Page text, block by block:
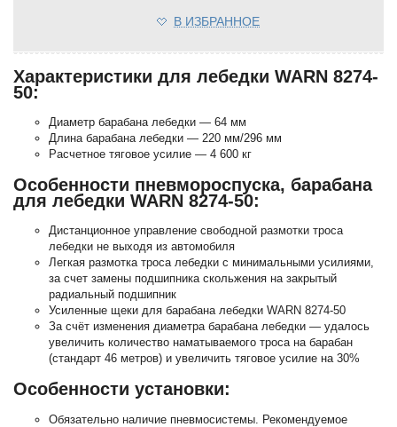
В ИЗБРАННОЕ
Характеристики для лебедки WARN 8274-
50:
Диаметр барабана лебедки — 64 мм
Длина барабана лебедки — 220 мм/296 мм
Расчетное тяговое усилие — 4 600 кг
Особенности пневмороспуска, барабана
для лебедки WARN 8274-50:
Дистанционное управление свободной размотки троса
лебедки не выходя из автомобиля
Легкая размотка троса лебедки с минимальными усилиями,
за счет замены подшипника скольжения на закрытый
радиальный подшипник
Усиленные щеки для барабана лебедки WARN 8274-50
За счёт изменения диаметра барабана лебедки — удалось
увеличить количество наматываемого троса на барабан
(стандарт 46 метров) и увеличить тяговое усилие на 30%
Особенности установки:
Обязательно наличие пневмосистемы. Рекомендуемое